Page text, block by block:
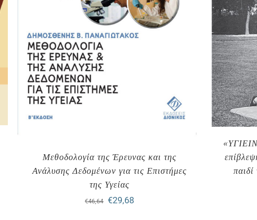
Μεθοδολογία της Έρευνας και της
Ανάλυσης Δεδομένων για τις Επιστήμες
της Υγείας
€46,64 Original
€29,68